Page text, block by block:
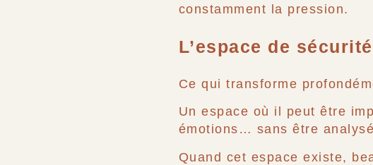
constamment la pression.
L’espace de
Ce qui transforme
Un espace où il peut être
émotions… sans être
Quand cet espace existe,